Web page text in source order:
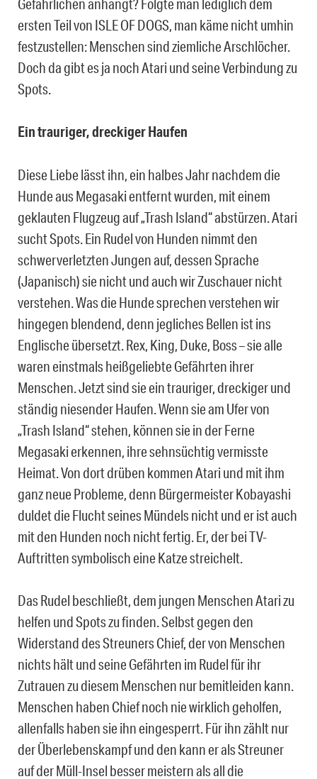
Gefährlichen anhängt? Folgte man lediglich dem
ersten Teil von ISLE OF DOGS, man käme nicht umhin
festzustellen: Menschen sind ziemliche Arschlöcher.
Doch da gibt es ja noch Atari und seine Verbindung zu
Spots.
Ein trauriger, dreckiger Haufen
Diese Liebe lässt ihn, ein halbes Jahr nachdem die
Hunde aus Megasaki entfernt wurden, mit einem
geklauten Flugzeug auf „Trash Island“ abstürzen. Atari
sucht Spots. Ein Rudel von Hunden nimmt den
schwerverletzten Jungen auf, dessen Sprache
(Japanisch) sie nicht und auch wir Zuschauer nicht
verstehen. Was die Hunde sprechen verstehen wir
hingegen blendend, denn jegliches Bellen ist ins
Englische übersetzt. Rex, King, Duke, Boss – sie alle
waren einstmals heißgeliebte Gefährten ihrer
Menschen. Jetzt sind sie ein trauriger, dreckiger und
ständig niesender Haufen. Wenn sie am Ufer von
„Trash Island“ stehen, können sie in der Ferne
Megasaki erkennen, ihre sehnsüchtig vermisste
Heimat. Von dort drüben kommen Atari und mit ihm
ganz neue Probleme, denn Bürgermeister Kobayashi
duldet die Flucht seines Mündels nicht und er ist auch
mit den Hunden noch nicht fertig. Er, der bei TV-
Auftritten symbolisch eine Katze streichelt.
Das Rudel beschließt, dem jungen Menschen Atari zu
helfen und Spots zu finden. Selbst gegen den
Widerstand des Streuners Chief, der von Menschen
nichts hält und seine Gefährten im Rudel für ihr
Zutrauen zu diesem Menschen nur bemitleiden kann.
Menschen haben Chief noch nie wirklich geholfen,
allenfalls haben sie ihn eingesperrt. Für ihn zählt nur
der Überlebenskampf und den kann er als Streuner
auf der Müll-Insel besser meistern als all die